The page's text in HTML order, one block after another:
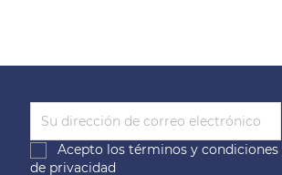
Acepto lostérminos y condiciones
de privacidad